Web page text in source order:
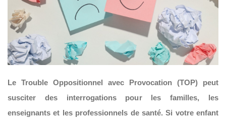
Le Trouble Oppositionnel avec Provocation (TOP) peut
susciter des interrogations pour les familles, les
enseignants et les professionnels de santé. Si votre enfant